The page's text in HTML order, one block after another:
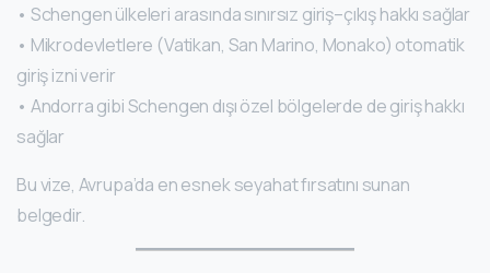
• Schengen ülkeleri arasında sınırsız giriş–çıkış hakkı sağlar
• Mikrodevletlere (Vatikan, San Marino, Monako) otomatik
giriş izni verir
• Andorra gibi Schengen dışı özel bölgelerde de giriş hakkı
sağlar
Bu vize, Avrupa’da en esnek seyahat fırsatını sunan
belgedir.